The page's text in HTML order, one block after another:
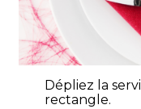
Dépliez la
rectangle.